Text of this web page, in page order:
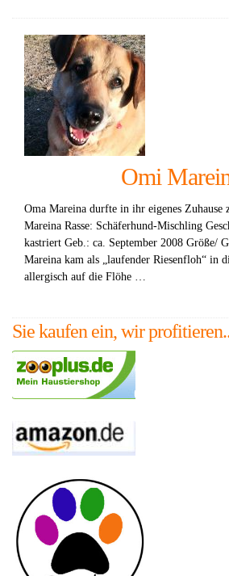
Omi
Oma Mareina durfte in ihr eigenes Zuhause
Mareina Rasse: Schäferhund-Mischling
kastriert Geb.: ca. September 2008 Größe/
Mareina kam als „laufender Riesenfloh“ in
allergisch auf die Flöhe …
Sie kaufen ein, wir